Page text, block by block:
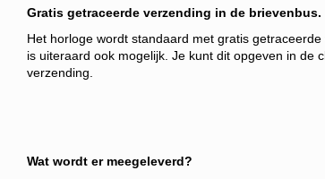
Gratis getraceerde verzending in de brievenbus.
Het horloge wordt standaard met gratis
is uiteraard ook mogelijk. Je kunt dit opgeven in de
verzending.
Wat wordt er meegeleverd?